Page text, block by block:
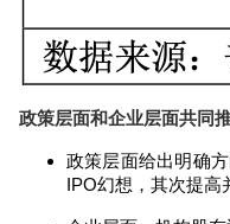
政策层面和企业层面共同
政策层面给出明确
IPO幻想，其次提高